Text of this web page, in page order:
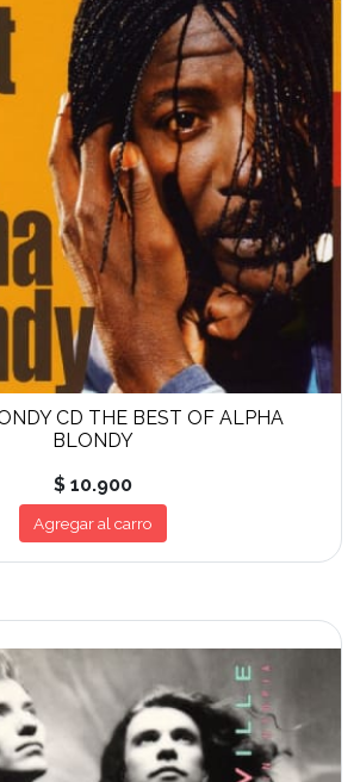
CD THE BEST OF ALPHA
BLONDY
$ 10.900
Agregar al carro